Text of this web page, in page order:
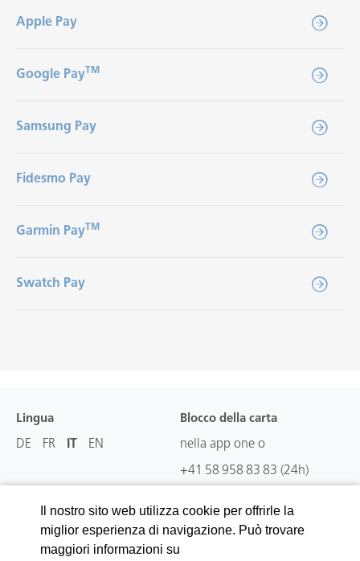
Il nostro sito web utilizza cookie per offrirle la
miglior esperienza di navigazione. Può trovare
maggiori informazioni su
Apple Pay
Google PayTM
Samsung Pay
Fidesmo Pay
Garmin PayTM
Swatch Pay
Lingua
DE FR EN
App Store (iOS)
Supporto
Blocco della carta
nella app one o
+41 58 958 83 83 (24h)